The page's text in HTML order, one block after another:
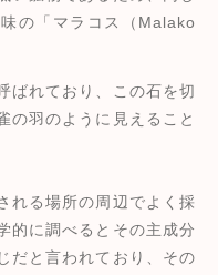
の「マラコス（Malako
ばれており、この石を切
の羽のように見えること
れる場所の周辺でよく採
的に調べるとその主成分
だと言われており、その